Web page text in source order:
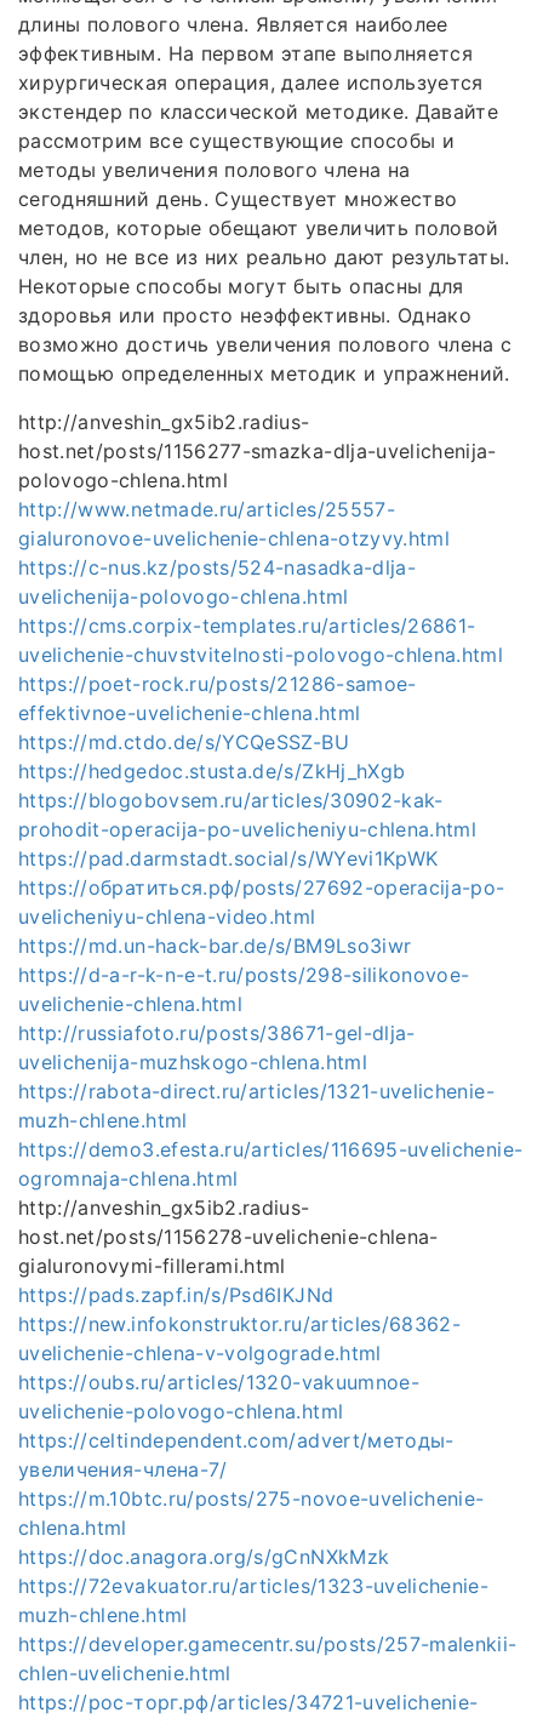
длины полового члена. Является наиболее
эффективным. На первом этапе выполняется
хирургическая операция, далее используется
экстендер по классической методике. Давайте
рассмотрим все существующие способы и
методы увеличения полового члена на
сегодняшний день. Существует множество
методов, которые обещают увеличить половой
член, но не все из них реально дают результаты.
Некоторые способы могут быть опасны для
здоровья или просто неэффективны. Однако
возможно достичь увеличения полового члена с
помощью определенных методик и упражнений.
http://anveshin_gx5ib2.radius-
host.net/posts/1156277-smazka-dlja-uvelichenija-
polovogo-chlena.html
http://www.netmade.ru/articles/25557-
gialuronovoe-uvelichenie-chlena-otzyvy.html
https://c-nus.kz/posts/524-nasadka-dlja-
uvelichenija-polovogo-chlena.html
https://cms.corpix-templates.ru/articles/26861-
uvelichenie-chuvstvitelnosti-polovogo-chlena.html
https://poet-rock.ru/posts/21286-samoe-
effektivnoe-uvelichenie-chlena.html
https://md.ctdo.de/s/YCQeSSZ-BU
https://hedgedoc.stusta.de/s/ZkHj_hXgb
https://blogobovsem.ru/articles/30902-kak-
prohodit-operacija-po-uvelicheniyu-chlena.html
https://pad.darmstadt.social/s/WYevi1KpWK
https://обратиться.рф/posts/27692-operacija-po-
uvelicheniyu-chlena-video.html
https://md.un-hack-bar.de/s/BM9Lso3iwr
https://d-a-r-k-n-e-t.ru/posts/298-silikonovoe-
uvelichenie-chlena.html
http://russiafoto.ru/posts/38671-gel-dlja-
uvelichenija-muzhskogo-chlena.html
https://rabota-direct.ru/articles/1321-uvelichenie-
muzh-chlene.html
https://demo3.efesta.ru/articles/116695-uvelichenie-
ogromnaja-chlena.html
http://anveshin_gx5ib2.radius-
host.net/posts/1156278-uvelichenie-chlena-
gialuronovymi-fillerami.html
https://pads.zapf.in/s/Psd6IKJNd
https://new.infokonstruktor.ru/articles/68362-
uvelichenie-chlena-v-volgograde.html
https://oubs.ru/articles/1320-vakuumnoe-
uvelichenie-polovogo-chlena.html
https://celtindependent.com/advert/методы-
увеличения-члена-7/
https://m.10btc.ru/posts/275-novoe-uvelichenie-
chlena.html
https://doc.anagora.org/s/gCnNXkMzk
https://72evakuator.ru/articles/1323-uvelichenie-
muzh-chlene.html
https://developer.gamecentr.su/posts/257-malenkii-
chlen-uvelichenie.html
https://рос-торг.рф/articles/34721-uvelichenie-